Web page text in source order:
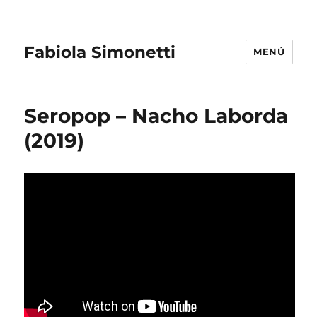
Fabiola Simonetti MENÚ
Seropop – Nacho Laborda
(2019)